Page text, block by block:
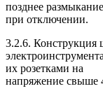
позднее
при отключении.
3.2.6. Конструкция
их розетками на
напряжение свыше